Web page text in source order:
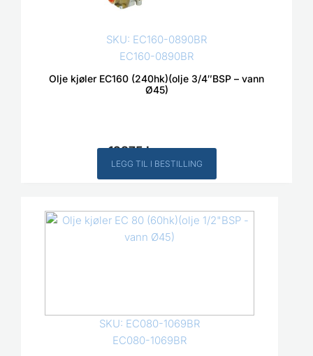
SKU: EC160-0890BR
EC160-0890BR
Olje kjøler EC160 (240hk)(olje 3/4″BSP – vann
Ø45)
12875kr Inkl. MVA
LEGG TIL I BESTILLING
SKU: EC080-1069BR
EC080-1069BR